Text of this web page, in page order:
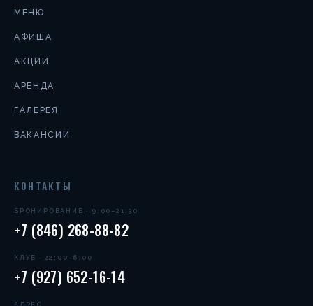
МЕНЮ
АФИША
АКЦИИ
АРЕНДА
ГАЛЕРЕЯ
ВАКАНСИИ
КОНТАКТЫ
БРОНИРОВАНИЕ · 9:00–21:30
+7 (846) 268-88-82
КЛУБ · 22:00–6:00
+7 (927) 652-16-14
АДРЕС